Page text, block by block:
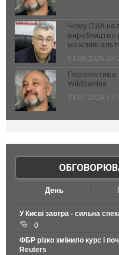
Чому США не
виробництво
можливі
03.08.2026
Перспектива:
Wildberries
23.07.2026
День
У Києві завтра - сильна
0
ФБР різко змінило курс і
Reuters